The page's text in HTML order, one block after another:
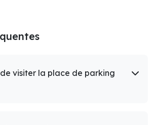
de visiter la place de parking